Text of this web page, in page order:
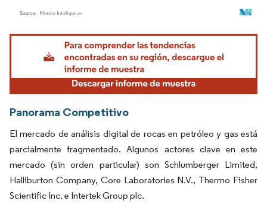
Imagen © Mordor Intelligence. El uso requiere atribución según CC BY 4.0.
Panorama Competitivo
El mercado de análisis digital de rocas en petróleo y gas está
parcialmente fragmentado. Algunos actores clave en este
mercado (sin orden particular) son Schlumberger Limited,
Halliburton Company, Core Laboratories N.V., Thermo Fisher
Scientific Inc. e Intertek Group plc.